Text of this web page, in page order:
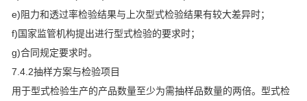
e)阻力和透过率检验结果与上次型式检验结果有较大差异时；
f)国家监管机构提出进行型式检验的要求时；
g)合同规定要求时。
7.4.2抽样方案与检验项目
用于型式检验生产的产品数量至少为需抽样品数量的两倍。型式检